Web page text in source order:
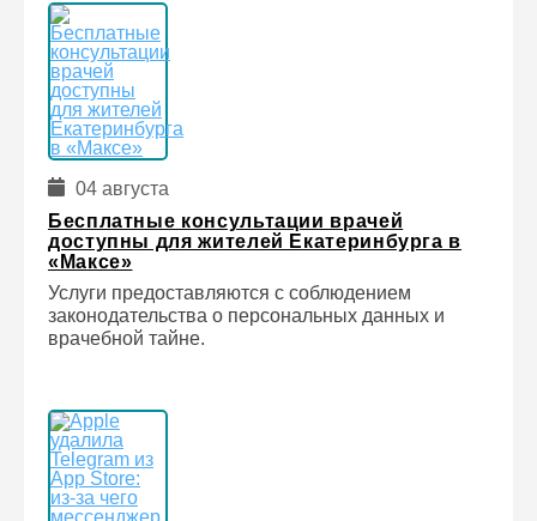
04 августа
Бесплатные консультации врачей
доступны для жителей Екатеринбурга в
«Максе»
Услуги предоставляются с соблюдением
законодательства о персональных данных и
врачебной тайне.